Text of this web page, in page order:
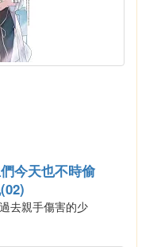
今天也不時偷
去親手傷害的少